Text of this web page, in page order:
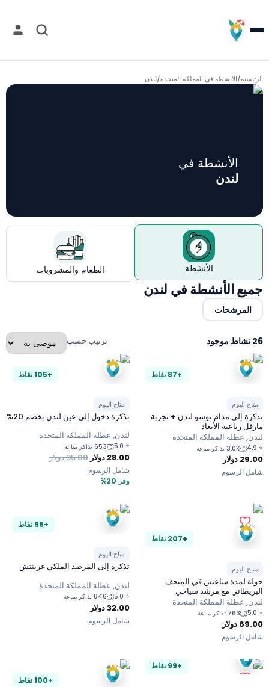
الرئيسية/الأنشطة في المملكة المتحدة/لندن
الأنشطة في
لندن
الأنشطة الطعام والمشروبات
جميع الأنشطة في لندن
المرشحات
26 نشاط موجود ترتيب حسب
+87 نقاط
متاح اليوم
تذكرة إلى مدام توسو لندن + تجربة
مارفل رباعية الأبعاد
لندن, عطلة المملكة المتحدة
⭐
4.9 3.0K تذاكر مباعة
29.00 دولار
شامل الرسوم
+105 نقاط
متاح اليوم
تذكرة دخول إلى عين لندن بخصم 20%
لندن, عطلة المملكة المتحدة
⭐
5.0 653 تذاكر مباعة
28.00 دولار 35.00دولار
وفر 20%
شامل الرسوم
+207 نقاط
متاح اليوم
جولة لمدة ساعتين في المتحف
البريطاني مع مرشد سياحي
لندن, عطلة المملكة المتحدة
⭐
5.0 763 تذاكر مباعة
69.00 دولار
شامل الرسوم
+96 نقاط
متاح اليوم
تذكرة إلى المرصد الملكي غرينتش
لندن, عطلة المملكة المتحدة
⭐
5.0 846 تذاكر مباعة
32.00دولار
شامل الرسوم
+99 نقاط
+100 نقاط